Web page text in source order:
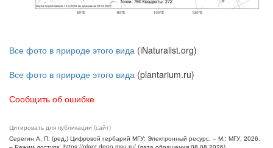
Все фото в природе этого вида (iNaturalist.org)
Все фото в природе этого вида (plantarium.ru)
Сообщить об ошибке
Цитировать для публикации (сайт)
Серегин А. П. (ред.) Цифровой гербарий МГУ: Электронный ресурс. – М.: МГУ, 2026.